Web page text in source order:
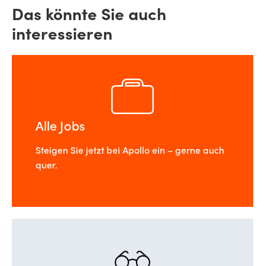
Das könnte Sie auch
interessieren
Alle Jobs
Steigen Sie jetzt bei Apollo ein – gerne auch
quer.